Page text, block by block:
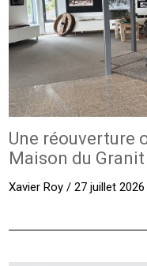
Une réouverture
Maison du Granit
Xavier Roy / 27 juillet 2026